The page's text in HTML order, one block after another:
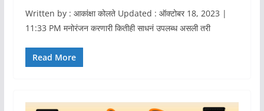
Written by : आकांक्षा कोलते Updated : ऑक्टोबर 18, 2023 |
11:33 PM मनोरंजन करणारी कितीही साधनं उपलब्ध असली तरी
Read More